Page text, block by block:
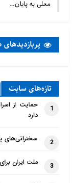
تعداد تنها در
کنند.
معلی به پایان…
تازه‌‌های سایت
1
حمایت از
دارد
2 سخنرانی‌های
3 ملت ایران